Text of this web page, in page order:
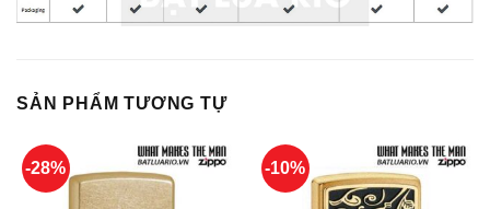
SẢN PHẨM TƯƠNG TỰ
-28% -10%